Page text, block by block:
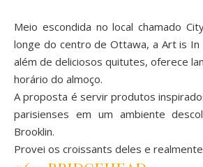
Meio escondida no local chamado
longe do centro de Ottawa, a Art is In
além de deliciosos quitutes, oferece
horário do almoço.
A proposta é servir produtos
parisienses em um ambiente
Brooklin.
Provei os croissants deles e